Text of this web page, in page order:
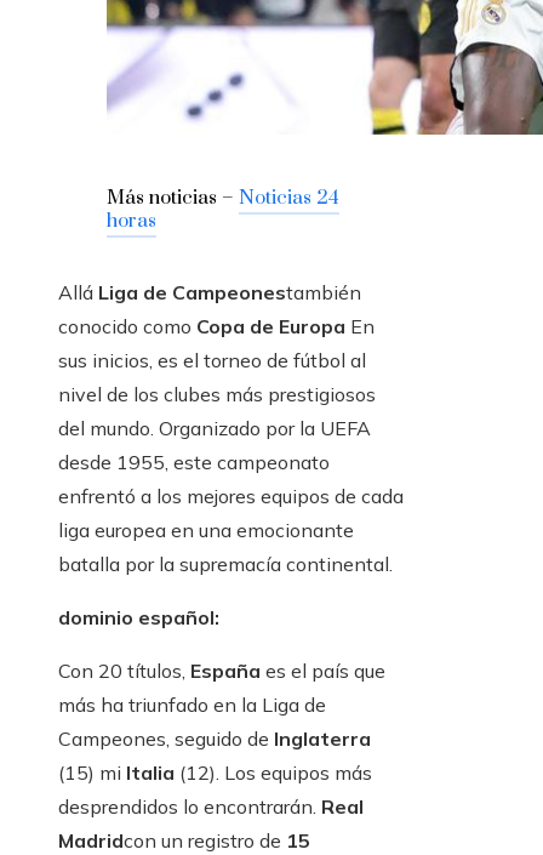
Más noticias – Noticias 24
horas
Allá Liga de Campeonestambién
conocido como Copa de Europa En
sus inicios, es el torneo de fútbol al
nivel de los clubes más prestigiosos
del mundo. Organizado por la UEFA
desde 1955, este campeonato
enfrentó a los mejores equipos de cada
liga europea en una emocionante
batalla por la supremacía continental.
dominio español:
Con 20 títulos, España es el país que
más ha triunfado en la Liga de
Campeones, seguido de Inglaterra
(15) mi Italia (12). Los equipos más
desprendidos lo encontrarán. Real
Madridcon un registro de 15